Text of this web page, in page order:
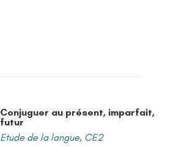
Conjuguer au présent, imparfait,
futur
Etude de la langue, CE2